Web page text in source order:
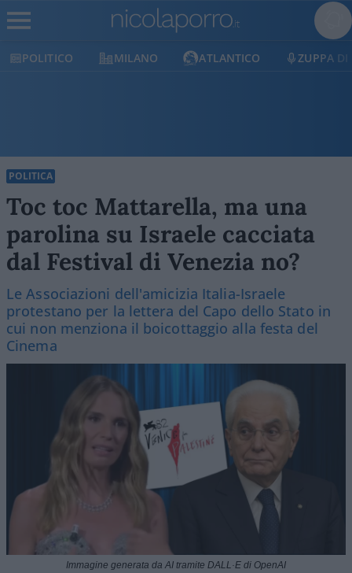
POLITICO MILANO ATLANTICO ZUPPA DI
POLITICA
Toc toc Mattarella, ma una
parolina su Israele cacciata
dal Festival di Venezia no?
Le Associazioni dell'amicizia Italia-Israele
protestano per la lettera del Capo dello Stato in
cui non menziona il boicottaggio alla festa del
Cinema
Immagine generata da AI tramite DALL·E di OpenAI